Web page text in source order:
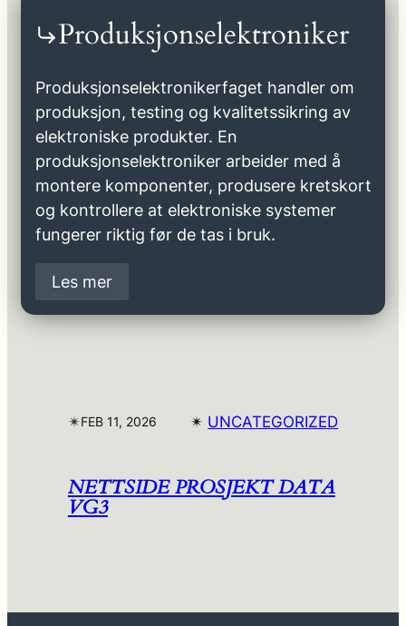
Produksjonselektroniker
Produksjonselektronikerfaget handler om
produksjon, testing og kvalitetssikring av
elektroniske produkter. En
produksjonselektroniker arbeider med å
montere komponenter, produsere kretskort
og kontrollere at elektroniske systemer
fungerer riktig før de tas i bruk.
Les mer
✴︎FEB 11, 2026 ✴︎ UNCATEGORIZED
NETTSIDE PROSJEKT DATA
VG3